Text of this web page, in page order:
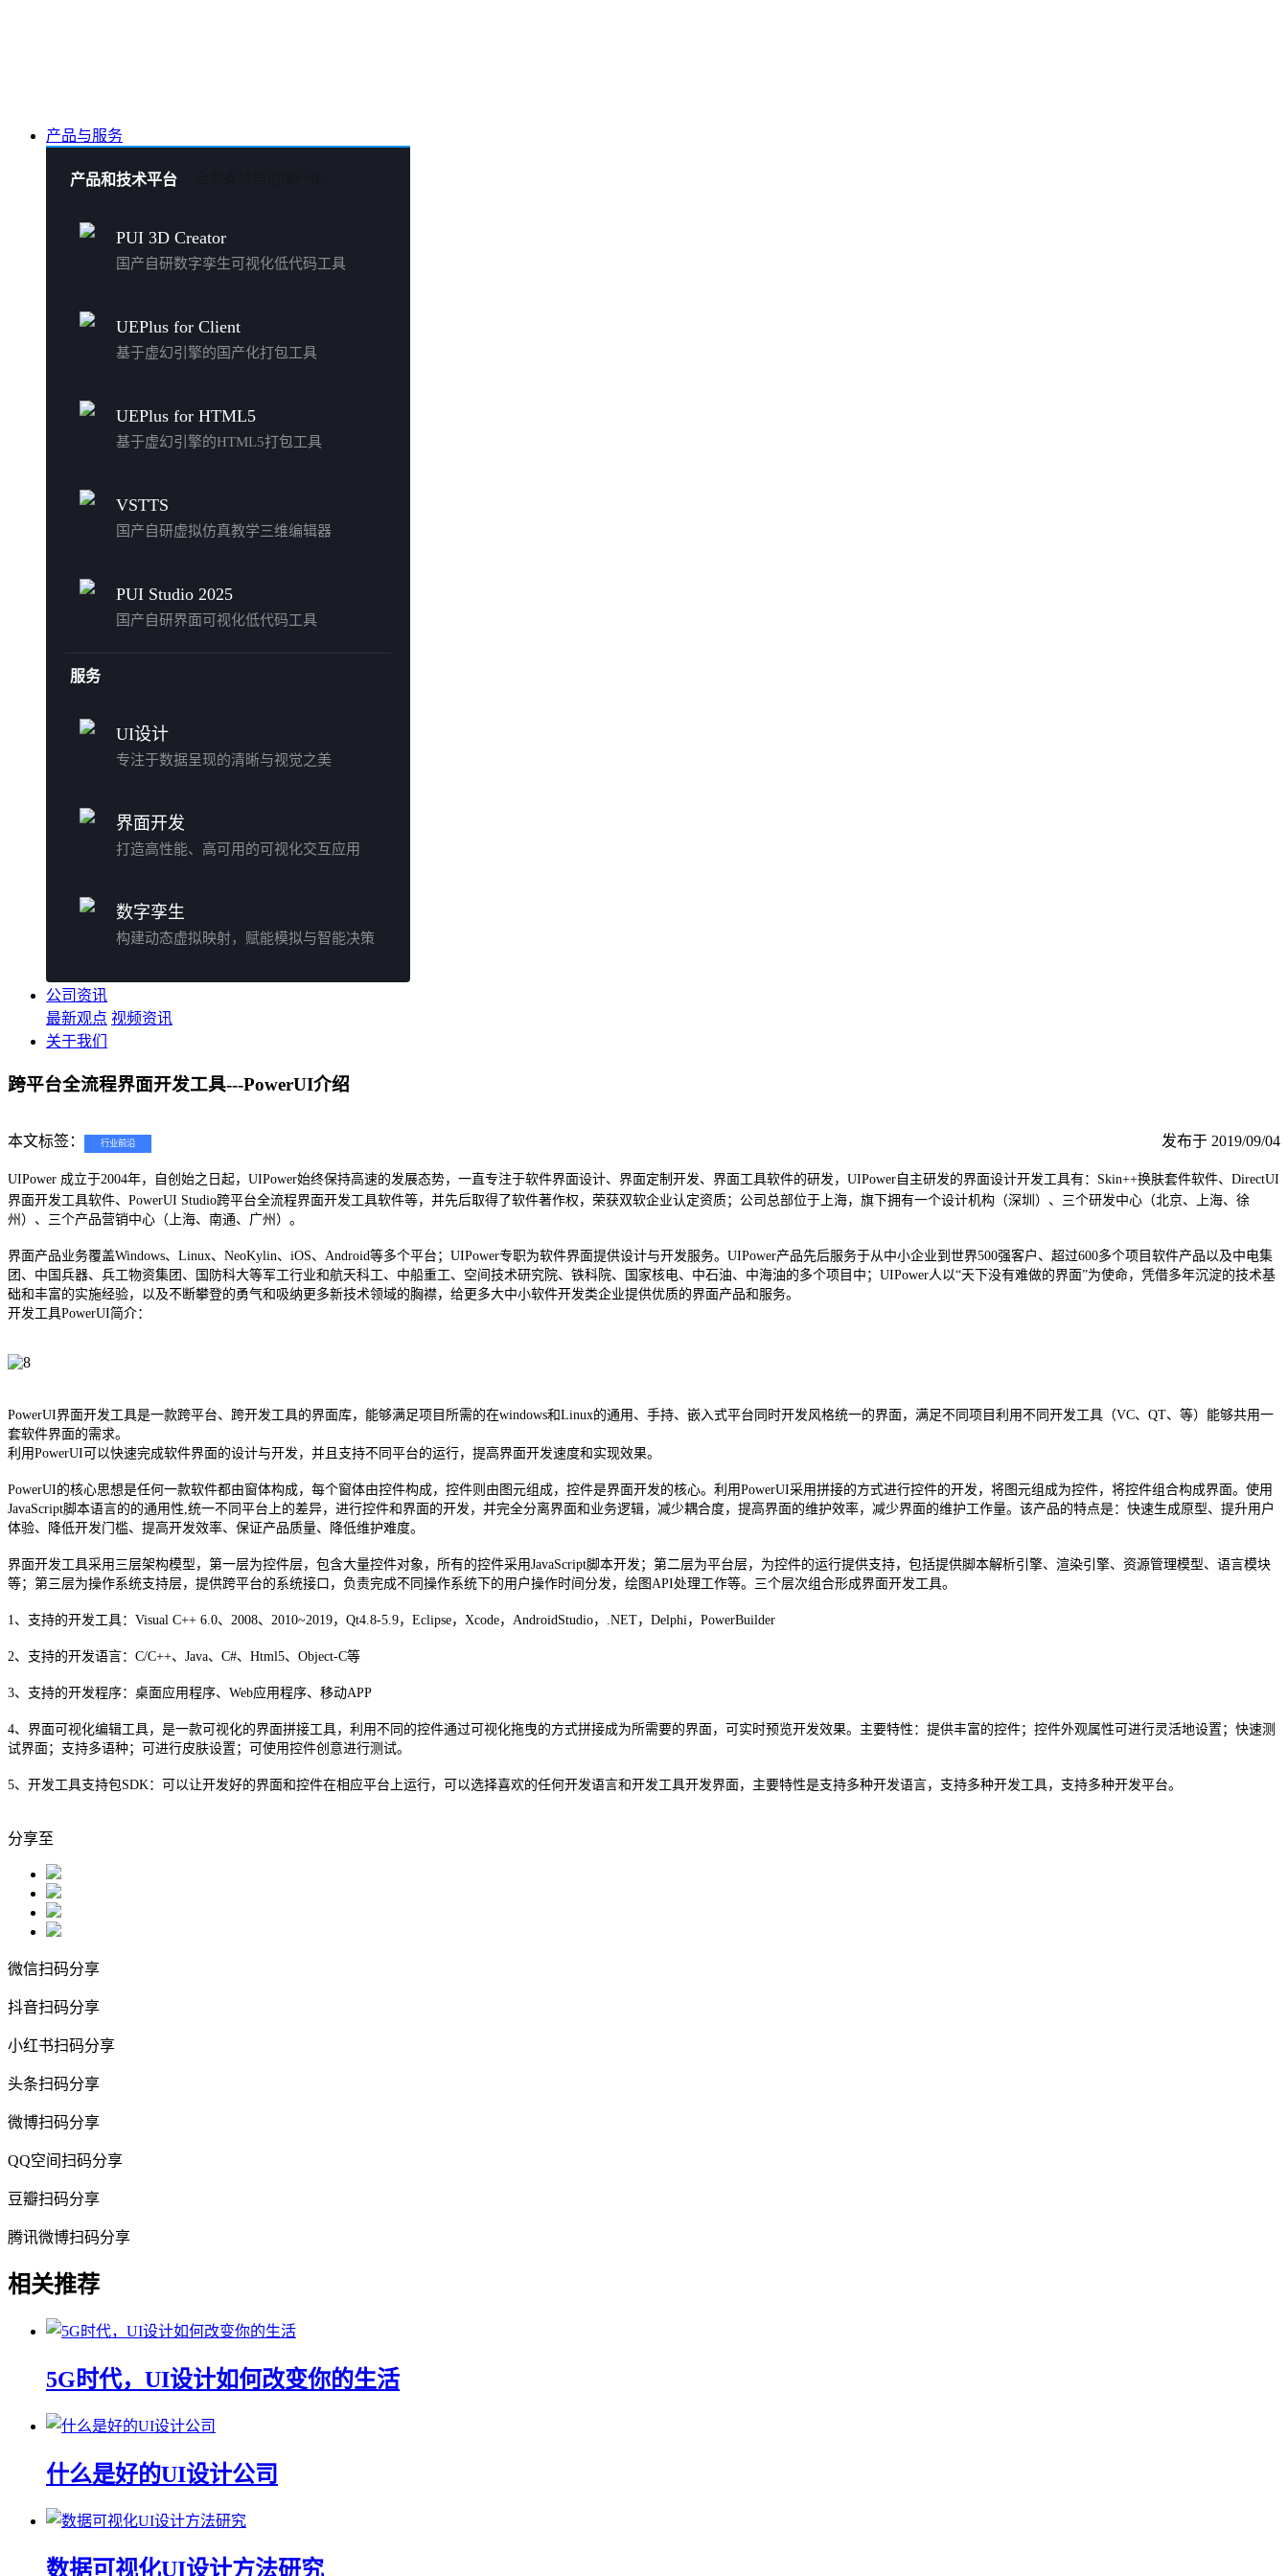
产品与服务
产品和技术平台
PUI 3D Creator
国产自研数字孪生可视化低代码工具
UEPlus for Client
基于虚幻引擎的国产化打包工具
UEPlus for HTML5
基于虚幻引擎的HTML5打包工具
VSTTS
国产自研虚拟仿真教学三维编辑器
PUI Studio 2025
国产自研界面可视化低代码工具
服务
UI设计
专注于数据呈现的清晰与视觉之美
界面开发
打造高性能、高可用的可视化交互应用
数字孪生
构建动态虚拟映射，赋能模拟与智能决策
公司资讯
最新观点 视频资讯
关于我们
跨平台全流程界面开发工具---PowerUI介绍
本文标签： 行业前沿 发布于 2019/09/04
UIPower 成立于2004年，自创始之日起，UIPower始终保持高速的发展态势，一直专注于软件界面设计、界面定制开发、界面工具软件的研发，UIPower自主研发的界面设计开发工具有：Skin++换肤套件软件、DirectUI
界面开发工具软件、PowerUI Studio跨平台全流程界面开发工具软件等，并先后取得了软件著作权，荣获双软企业认定资质；公司总部位于上海，旗下拥有一个设计机构（深圳）、三个研发中心（北京、上海、徐
州）、三个产品营销中心（上海、南通、广州）。
界面产品业务覆盖Windows、Linux、NeoKylin、iOS、Android等多个平台；UIPower专职为软件界面提供设计与开发服务。UIPower产品先后服务于从中小企业到世界500强客户、超过600多个项目软件产品以及中电集
团、中国兵器、兵工物资集团、国防科大等军工行业和航天科工、中船重工、空间技术研究院、铁科院、国家核电、中石油、中海油的多个项目中；UIPower人以“天下没有难做的界面”为使命，凭借多年沉淀的技术基
础和丰富的实施经验，以及不断攀登的勇气和吸纳更多新技术领域的胸襟，给更多大中小软件开发类企业提供优质的界面产品和服务。
开发工具PowerUI简介：
PowerUI界面开发工具是一款跨平台、跨开发工具的界面库，能够满足项目所需的在windows和Linux的通用、手持、嵌入式平台同时开发风格统一的界面，满足不同项目利用不同开发工具（VC、QT、等）能够共用一
套软件界面的需求。
利用PowerUI可以快速完成软件界面的设计与开发，并且支持不同平台的运行，提高界面开发速度和实现效果。
PowerUI的核心思想是任何一款软件都由窗体构成，每个窗体由控件构成，控件则由图元组成，控件是界面开发的核心。利用PowerUI采用拼接的方式进行控件的开发，将图元组成为控件，将控件组合构成界面。使用
JavaScript脚本语言的的通用性,统一不同平台上的差异，进行控件和界面的开发，并完全分离界面和业务逻辑，减少耦合度，提高界面的维护效率，减少界面的维护工作量。该产品的特点是：快速生成原型、提升用户
体验、降低开发门槛、提高开发效率、保证产品质量、降低维护难度。
界面开发工具采用三层架构模型，第一层为控件层，包含大量控件对象，所有的控件采用JavaScript脚本开发；第二层为平台层，为控件的运行提供支持，包括提供脚本解析引擎、渲染引擎、资源管理模型、语言模块
等；第三层为操作系统支持层，提供跨平台的系统接口，负责完成不同操作系统下的用户操作时间分发，绘图API处理工作等。三个层次组合形成界面开发工具。
1、支持的开发工具：Visual C++ 6.0、2008、2010~2019，Qt4.8-5.9，Eclipse，Xcode，AndroidStudio，.NET，Delphi，PowerBuilder
2、支持的开发语言：C/C++、Java、C#、Html5、Object-C等
3、支持的开发程序：桌面应用程序、Web应用程序、移动APP
4、界面可视化编辑工具，是一款可视化的界面拼接工具，利用不同的控件通过可视化拖曳的方式拼接成为所需要的界面，可实时预览开发效果。主要特性：提供丰富的控件；控件外观属性可进行灵活地设置；快速测
试界面；支持多语种；可进行皮肤设置；可使用控件创意进行测试。
5、开发工具支持包SDK：可以让开发好的界面和控件在相应平台上运行，可以选择喜欢的任何开发语言和开发工具开发界面，主要特性是支持多种开发语言，支持多种开发工具，支持多种开发平台。
分享至
微信扫码分享
抖音扫码分享
小红书扫码分享
头条扫码分享
微博扫码分享
QQ空间扫码分享
豆瓣扫码分享
腾讯微博扫码分享
相关推荐
5G时代，UI设计如何改变你的生活
什么是好的UI设计公司
数据可视化UI设计方法研究